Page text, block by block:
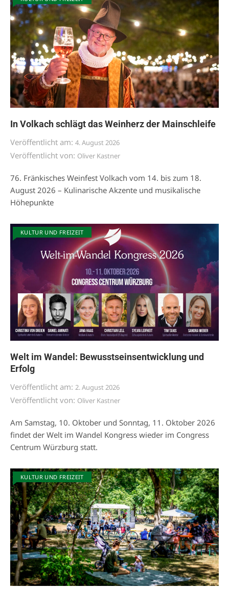
In Volkach schlägt das Weinherz der Mainschleife
Veröffentlicht am: 4. August 2026
Veröffentlicht von: Oliver Kastner
76. Fränkisches Weinfest Volkach vom 14. bis zum 18.
August 2026 – Kulinarische Akzente und musikalische
Höhepunkte
KULTUR UND FREIZEIT
Welt im Wandel: Bewusstseinsentwicklung und
Erfolg
Veröffentlicht am: 2. August 2026
Veröffentlicht von: Oliver Kastner
Am Samstag, 10. Oktober und Sonntag, 11. Oktober 2026
findet der Welt im Wandel Kongress wieder im Congress
Centrum Würzburg statt.
KULTUR UND FREIZEIT